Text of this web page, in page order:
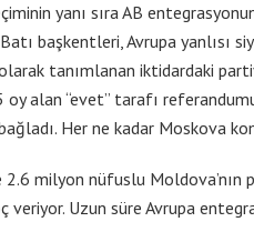
yanı sıra AB
Batı başkentleri, Avrupa
tanımlanan iktidardaki
alan “evet” tarafı
Her ne kadar Moskova
milyon nüfuslu Moldova’nın
veriyor. Uzun süre Avrupa